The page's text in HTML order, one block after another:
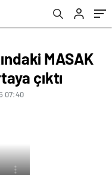
MASAK
çıktı
07:40